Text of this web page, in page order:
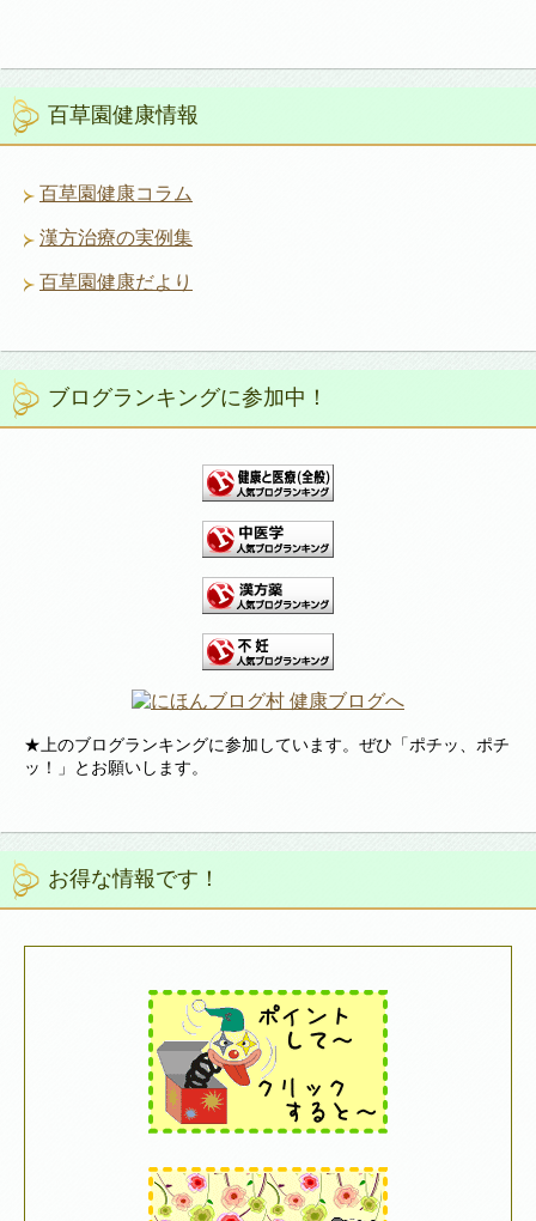
百草園健康情報
百草園健康コラム
漢方治療の実例集
百草園健康だより
ブログランキングに参加中！
★上のブログランキングに参加しています。ぜひ「ポチッ、ポチ
ッ！」とお願いします。
お得な情報です！